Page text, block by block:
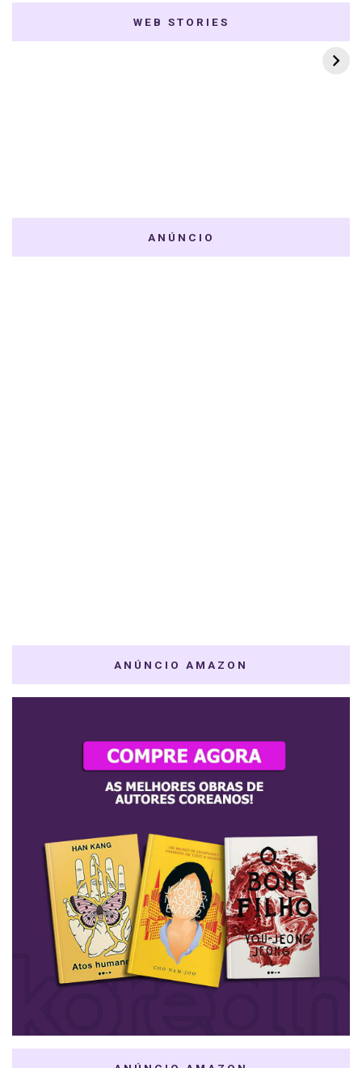
WEB STORIES
7 K-dramas Enemies
to Lovers
Thai Dramas com
First e Khaotung
ANÚNCIO
ANÚNCIO AMAZON